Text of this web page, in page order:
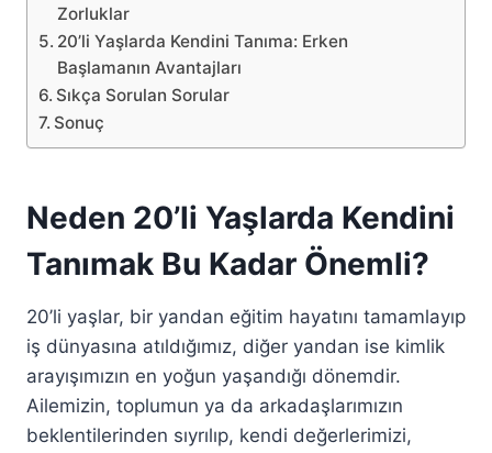
Zorluklar
20’li Yaşlarda Kendini Tanıma: Erken
Başlamanın Avantajları
Sıkça Sorulan Sorular
Sonuç
Neden 20’li Yaşlarda Kendini
Tanımak Bu Kadar Önemli?
20’li yaşlar, bir yandan eğitim hayatını tamamlayıp
iş dünyasına atıldığımız, diğer yandan ise kimlik
arayışımızın en yoğun yaşandığı dönemdir.
Ailemizin, toplumun ya da arkadaşlarımızın
beklentilerinden sıyrılıp, kendi değerlerimizi,